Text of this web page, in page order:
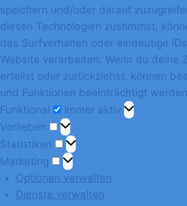
speichern und/oder darauf
diesen Technologien zustimmst,
das Surfverhalten oder eindeutige
Website verarbeiten. Wenn du deine
erteilst oder zurückziehst, können
und Funktionen beeinträchtigt
Funktional
Immer aktiv
Vorlieben
Statistiken
Marketing
Optionen verwalten
Dienste verwalten